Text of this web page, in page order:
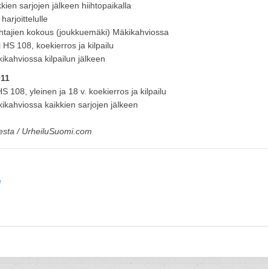
sarjojen jälkeen hiihtopaikalla
kokous (joukkuemäki) Mäkikahviossa
108, koekierros ja kilpailu
kilpailun jälkeen
108, yleinen ja 18 v. koekierros ja kilpailu
kaikkien sarjojen jälkeen
/ UrheiluSuomi.com